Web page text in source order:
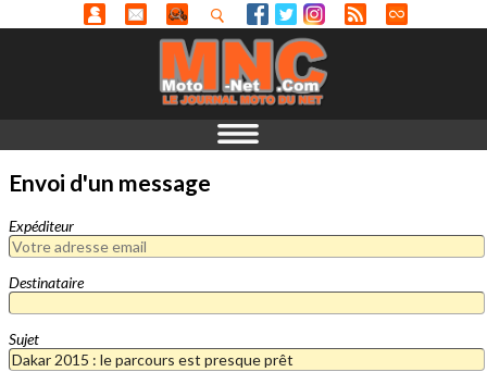
Envoi d'un message
Expéditeur
Destinataire
Sujet